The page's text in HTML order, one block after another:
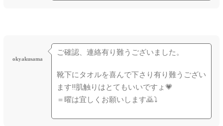
okyakusama
ご確認、連絡有り難うございました。
靴下にタオルを喜んで下さり有り難うござい
ます‼肌触りはとてもいいですょ💗
＝曜は宜しくお願いします🙇⤵